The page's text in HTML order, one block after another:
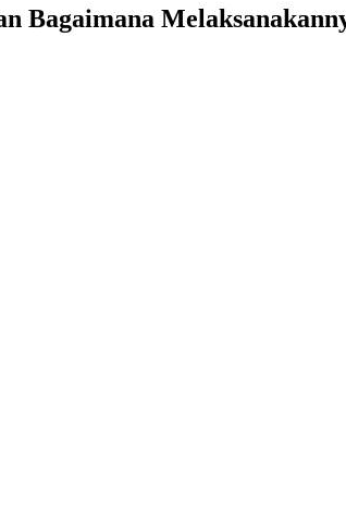
Bagaimana